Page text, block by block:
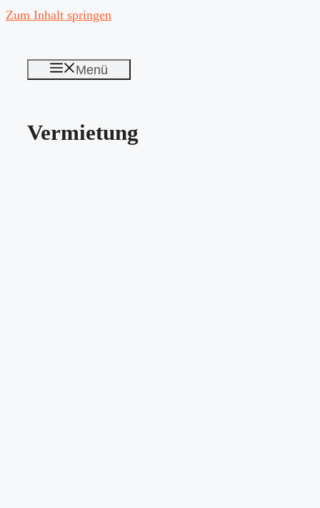
Zum Inhalt springen
Menü
Vermietung